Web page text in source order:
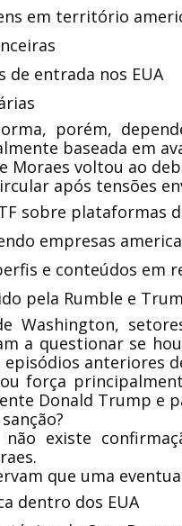
em território
de entrada nos EUA
porém,
baseada em
Moraes voltou ao
após tensões
sobre plataformas
empresas
e conteúdos em
pela Rumble e
Washington,
a questionar se
anteriores
força
Donald Trump e
existe
que uma
dentro dos EUA